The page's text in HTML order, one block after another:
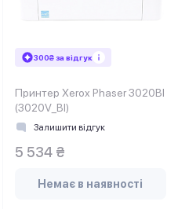
300₴ за відгук
Принтер Xerox Phaser 3020BI
(3020V_BI)
Залишити відгук
5 534 ₴
Немає в наявності